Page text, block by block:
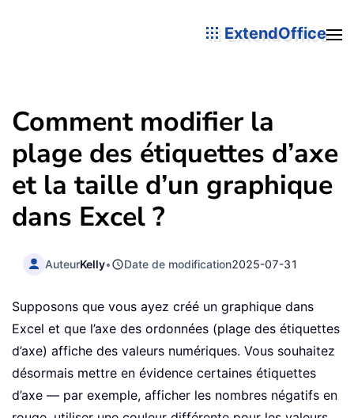
ExtendOffice
Comment modifier la
plage des étiquettes d’axe
et la taille d’un graphique
dans Excel ?
AuteurKelly• Date de modification2025-07-31
Supposons que vous ayez créé un graphique dans
Excel et que l’axe des ordonnées (plage des étiquettes
d’axe) affiche des valeurs numériques. Vous souhaitez
désormais mettre en évidence certaines étiquettes
d’axe — par exemple, afficher les nombres négatifs en